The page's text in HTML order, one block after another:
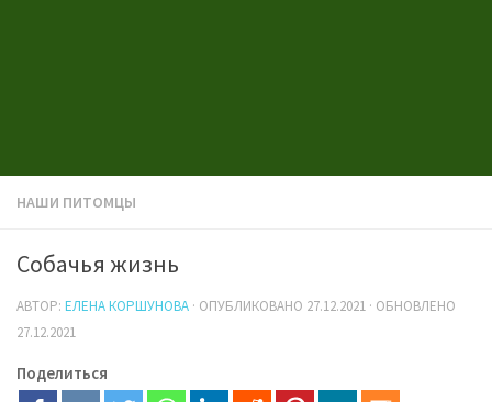
НАШИ ПИТОМЦЫ
Собачья жизнь
АВТОР: ЕЛЕНА КОРШУНОВА · ОПУБЛИКОВАНО 27.12.2021 · ОБНОВЛЕНО
27.12.2021
Поделиться